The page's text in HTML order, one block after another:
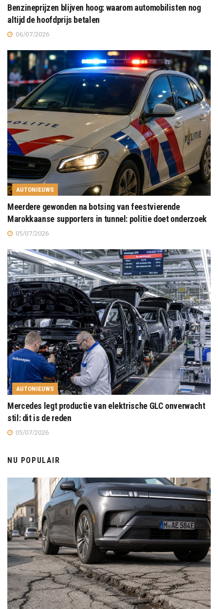
Benzineprijzen blijven hoog: waarom automobilisten nog
altijd de hoofdprijs betalen
06/07/2026
AUTONIEUWS
Meerdere gewonden na botsing van feestvierende
Marokkaanse supporters in tunnel: politie doet onderzoek
05/07/2026
AUTONIEUWS
Mercedes legt productie van elektrische GLC onverwacht
stil: dit is de reden
05/07/2026
NU POPULAIR